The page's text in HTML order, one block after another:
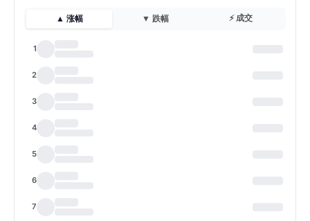
▲ 涨幅 ▼ 跌幅 ⚡ 成交
1
2
3
4
5
6
7